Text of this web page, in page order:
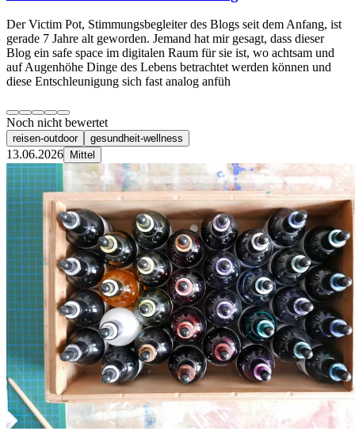
Der Victim Pot, Stimmungsbegleiter des Blogs seit dem Anfang, ist
gerade 7 Jahre alt geworden. Jemand hat mir gesagt, dass dieser
Blog ein safe space im digitalen Raum für sie ist, wo achtsam und
auf Augenhöhe Dinge des Lebens betrachtet werden können und
diese Entschleunigung sich fast analog anfüh
Noch nicht bewertet
reisen-outdoor gesundheit-wellness
13.06.2026 Mittel